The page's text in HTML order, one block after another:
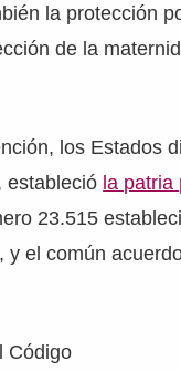
la protección
de la
los Estados
estableció la
23.515
el común
Código